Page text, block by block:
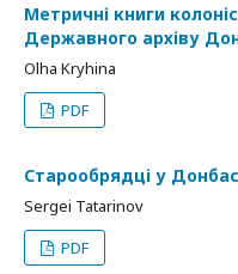
Метричні книги
Державного архіву
Olha Kryhina
PDF
Старообрядці у
Sergei Tatarinov
PDF